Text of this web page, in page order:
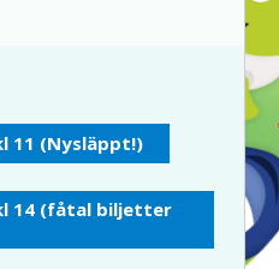
FACEBOOK
YOUTUBE
INSTAGRAM
11 (Nysläppt!)
14 (fåtal biljetter